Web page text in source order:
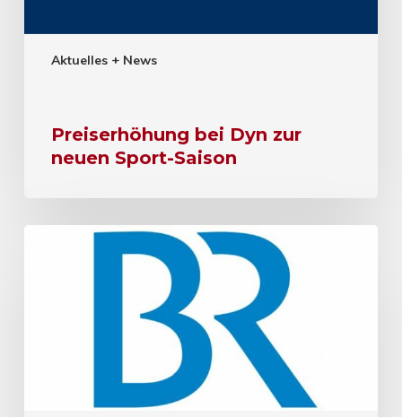
Aktuelles + News
Preiserhöhung bei Dyn zur
neuen Sport-Saison